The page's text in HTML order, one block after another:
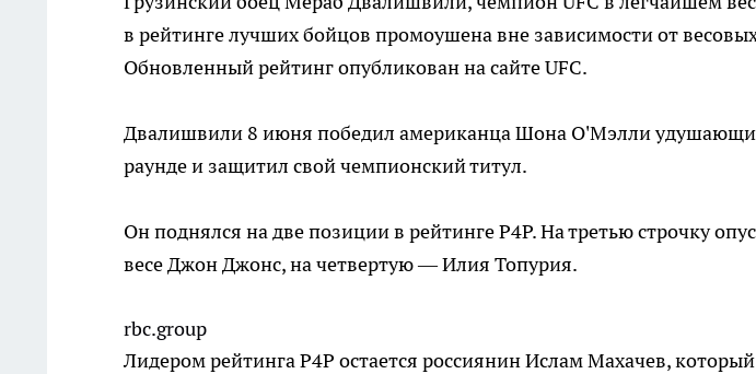
в рейтинге лучших бойцов промоушена вне зависимости от
Обновленный рейтинг опубликован на сайте UFC.
Двалишвили 8 июня победил американца Шона О'Мэлли
раунде и защитил свой чемпионский титул.
Он поднялся на две позиции в рейтинге P4P. На третью строчку
весе Джон Джонс, на четвертую — Илия Топурия.
rbc.group
Лидером рейтинга P4P остается россиянин Ислам Махачев,